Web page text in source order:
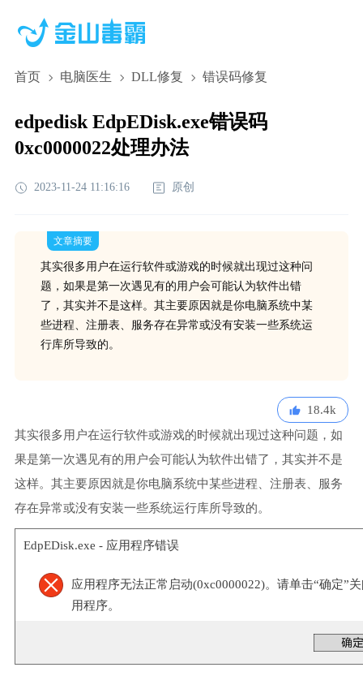
首页 电脑医生 DLL修复 错误码修复
edpedisk EdpEDisk.exe错误码
0xc0000022处理办法
2023-11-24 11:16:16 原创
文章摘要
其实很多用户在运行软件或游戏的时候就出现过这种问
题，如果是第一次遇见有的用户会可能认为软件出错
了，其实并不是这样。其主要原因就是你电脑系统中某
些进程、注册表、服务存在异常或没有安装一些系统运
行库所导致的。
18.4k
其实很多用户在运行软件或游戏的时候就出现过这种问题，如
果是第一次遇见有的用户会可能认为软件出错了，其实并不是
这样。其主要原因就是你电脑系统中某些进程、注册表、服务
存在异常或没有安装一些系统运行库所导致的。
EdpEDisk.exe - 应用程序错误
应用程序无法正常启动(0xc0000022)。请单击“确定”
用程序。